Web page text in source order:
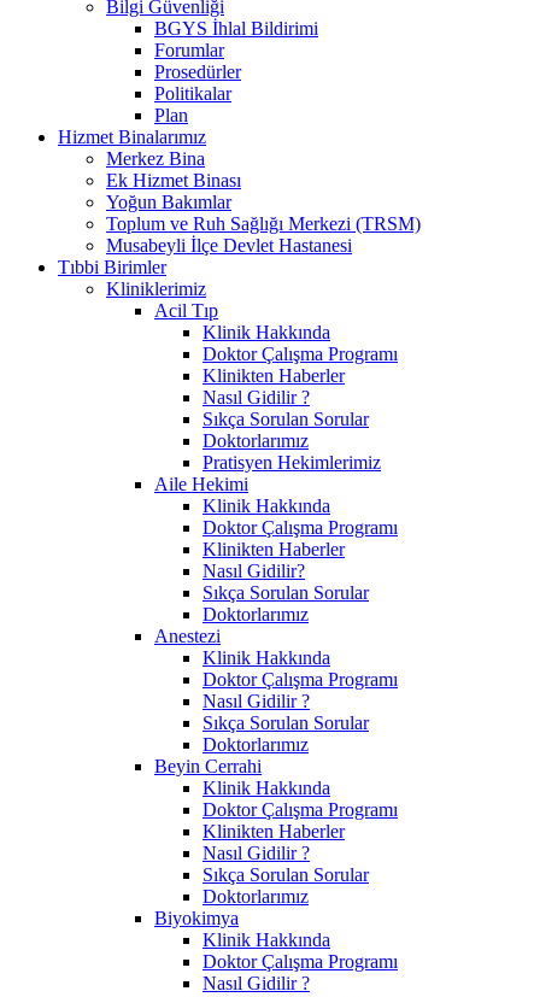
Bilgi Güvenliği
BGYS İhlal Bildirimi
Forumlar
Prosedürler
Politikalar
Plan
Hizmet Binalarımız
Merkez Bina
Ek Hizmet Binası
Yoğun Bakımlar
Toplum ve Ruh Sağlığı Merkezi (TRSM)
Musabeyli İlçe Devlet Hastanesi
Tıbbi Birimler
Kliniklerimiz
Acil Tıp
Klinik Hakkında
Doktor Çalışma Programı
Klinikten Haberler
Nasıl Gidilir ?
Sıkça Sorulan Sorular
Doktorlarımız
Pratisyen Hekimlerimiz
Aile Hekimi
Klinik Hakkında
Doktor Çalışma Programı
Klinikten Haberler
Nasıl Gidilir?
Sıkça Sorulan Sorular
Doktorlarımız
Anestezi
Klinik Hakkında
Doktor Çalışma Programı
Nasıl Gidilir ?
Sıkça Sorulan Sorular
Doktorlarımız
Beyin Cerrahi
Klinik Hakkında
Doktor Çalışma Programı
Klinikten Haberler
Nasıl Gidilir ?
Sıkça Sorulan Sorular
Doktorlarımız
Biyokimya
Klinik Hakkında
Doktor Çalışma Programı
Nasıl Gidilir ?